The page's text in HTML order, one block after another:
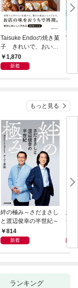
Taisuke Endoの焼き菓
子 きれいで、おいし
く、ナチュラルに
1,870
新着
もっと見る
絆の極み～さだまさし
と渡辺俊幸の半世紀～
814
新着
悲
子
ランキング